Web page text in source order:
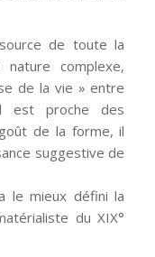
de toute la
complexe,
de la vie » entre
proche des
de la forme, il
suggestive de
le mieux défini la
du XIX°